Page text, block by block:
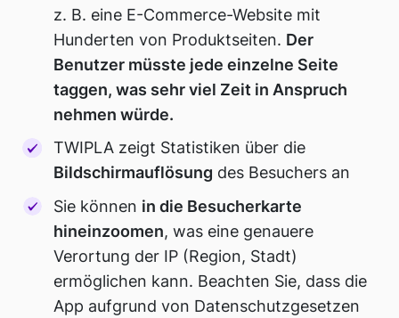
z. B. eine E-Commerce-Website mit
Hunderten von Produktseiten. Der
Benutzer müsste jede einzelne Seite
taggen, was sehr viel Zeit in Anspruch
nehmen würde.
TWIPLA zeigt Statistiken über die
Bildschirmauflösung des Besuchers an
Sie können in die Besucherkarte
hineinzoomen, was eine genauere
Verortung der IP (Region, Stadt)
ermöglichen kann. Beachten Sie, dass die
App aufgrund von Datenschutzgesetzen